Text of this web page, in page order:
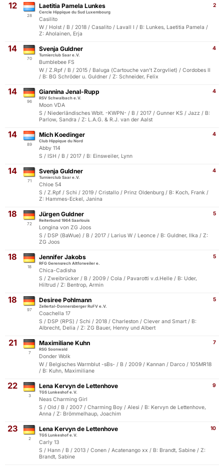
12
28
2
Laetitia Pamela Lunkes
Cercle Hippique du Sud Luxembourg
Casilito
W / Holst / B / 2018 / Casalito / Lavall I / B: Lunkes, Laetitia Pamela /
Z: Aholainen, Erja
14
70
4
Svenja Guldner
Turnierclub Saar e.V.
Bumblebee FS
W / Z.Rpf / B / 2015 / Baluga (Cartouche van't Zorgvliet) / Cordobes II
/ B: BG Schröder u. Guldner / Z: Schneider, Felix
14
96
4
Giannina Jenal-Rupp
RSV Schwalbach e.V.
Moon VDA
S / Niederländisches Wblt. -KWPN- / B / 2017 / Gunner KS / Jazz / B:
Parlow, Sandra / Z: L.A.G. & R.J. van der Aalst
14
89
4
Mich Koedinger
Club Hippique du Nord
Abby 114
S / ISH / B / 2017 / B: Einsweiler, Lynn
14
71
4
Svenja Guldner
Turnierclub Saar e.V.
Chloe 54
S / Z.Rpf / Schi / 2019 / Cristallo / Prinz Oldenburg / B: Koch, Frank /
Z: Hammes-Eckel, Janina
18
72
5
Jürgen Guldner
Reiterbund 1964 Saarlouis
Longina von ZG Joos
S / DSP (BaWue) / B / 2017 / Larius W / Leonce / B: Guldner, Ilka / Z:
ZG Joos
18
18
5
Jennifer Jakobs
RFG Gerensrech Altforweiler e.
Chica-Cadisha
S / Zweibrücker / B / 2009 / Cola / Pavarotti v.d.Helle / B: Uder,
Hiltrud / Z: Bentrop, Armin
18
97
5
Desiree Pohlmann
Zellertal-Donnersberger RuFV e.V.
Coachella 17
S / DSP (RPS) / Schi / 2018 / Charleston / Clever and Smart / B:
Albrecht, Delia / Z: ZG Bauer, Henny und Albert
21
7
7
Maximiliane Kuhn
RSG Soonwald
Donder Wolk
W / Belgisches Warmblut -sBs- / B / 2009 / Kannan / Darco / 105MR18
/ B: Kuhn, Maximiliane
22
3
9
Lena Kervyn de Lettenhove
TGS Lunkeshof e.V.
Neas Charming Girl
S / Old / B / 2007 / Charming Boy / Alesi / B: Kervyn de Lettenhove,
Anna / Z: Brömmelhaup, Joachim
23
2
10
Lena Kervyn de Lettenhove
TGS Lunkeshof e.V.
Carly 13
S / Hann / B / 2013 / Conen / Acatenango xx / B: Brandt, Sabine / Z:
Brandt, Sabine